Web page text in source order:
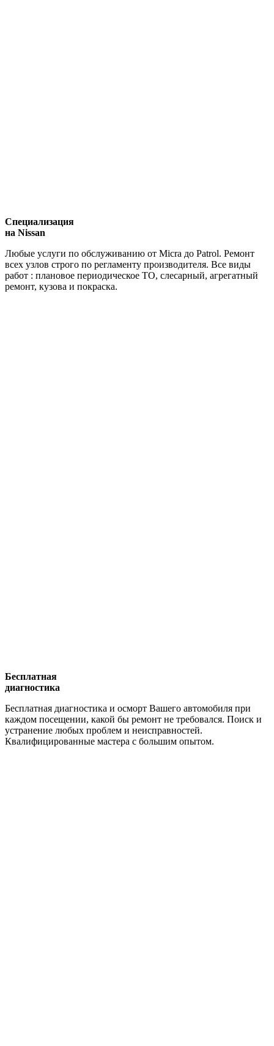
Специализация
на Nissan
Любые услуги по обслуживанию от Micra до Patrol. Ремонт
всех узлов строго по регламенту производителя. Все виды
работ : плановое периодическое ТО, слесарный, агрегатный
ремонт, кузова и покраска.
Бесплатная
диагностика
Бесплатная диагностика и осморт Вашего автомобиля при
каждом посещении, какой бы ремонт не требовался. Поиск и
устранение любых проблем и неисправностей.
Квалифицированные мастера с большим опытом.